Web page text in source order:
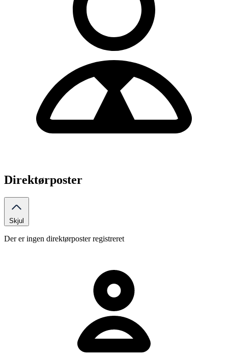
Direktørposter
Skjul
Der er ingen direktørposter registreret